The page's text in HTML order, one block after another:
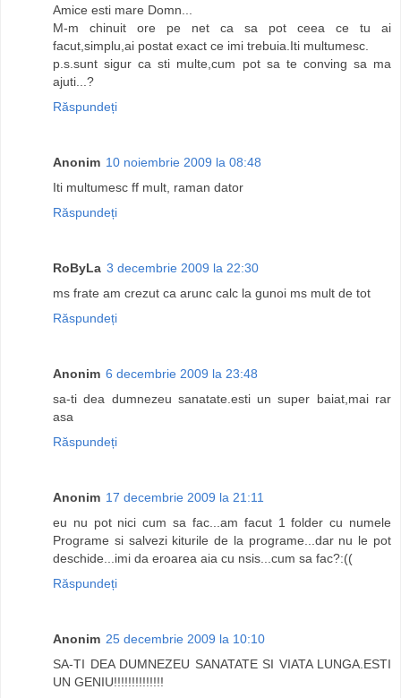
Amice esti mare Domn...
M-m chinuit ore pe net ca sa pot ceea ce tu ai
facut,simplu,ai postat exact ce imi trebuia.Iti multumesc.
p.s.sunt sigur ca sti multe,cum pot sa te conving sa ma
ajuti...?
Răspundeți
Anonim 10 noiembrie 2009 la 08:48
Iti multumesc ff mult, raman dator
Răspundeți
RoByLa 3 decembrie 2009 la 22:30
ms frate am crezut ca arunc calc la gunoi ms mult de tot
Răspundeți
Anonim 6 decembrie 2009 la 23:48
sa-ti dea dumnezeu sanatate.esti un super baiat,mai rar
asa
Răspundeți
Anonim 17 decembrie 2009 la 21:11
eu nu pot nici cum sa fac...am facut 1 folder cu numele
Programe si salvezi kiturile de la programe...dar nu le pot
deschide...imi da eroarea aia cu nsis...cum sa fac?:((
Răspundeți
Anonim 25 decembrie 2009 la 10:10
SA-TI DEA DUMNEZEU SANATATE SI VIATA LUNGA.ESTI
UN GENIU!!!!!!!!!!!!!!